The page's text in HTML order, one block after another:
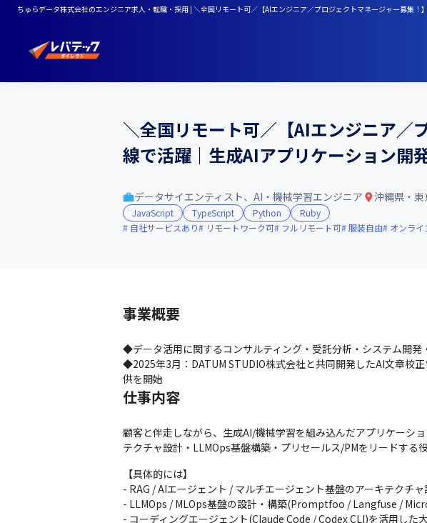
ちゅらデータ株式会社のエンジニア求人・転職・採用 | ＼全国リモート可／【AIエンジニア／プロジェクトマネージャー募集
＼全国リモート可／【AIエンジニア／
線で活躍｜生成AIアプリケーション開
データサイエンティスト、AI・機械学習エンジニア 沖縄県・
JavaScript TypeScript Python
Ruby
自社サービスあり
リモートワーク可 フルリモート可 服装自由 オンラ
事業概要
◆データ活用に関するコンサルティング・受託分析・システム開
◆2025年3月：DATUM STUDIO株式会社と共同開発したAI文章
供を開始
仕事内容
顧客と伴走しながら、生成AI/機械学習を組み込んだアプリケーシ
テクチャ設計・LLMOps基盤構築・プリセールス/PMをリードする役
【具体的には】
- RAG / AIエージェント / マルチエージェント基盤のアーキテクチ
- LLMOps / MLOps基盤の設計・構築(Promptfoo / Langfuse /
- コーディングエージェント(Claude Code / Codex CLI)を活用した